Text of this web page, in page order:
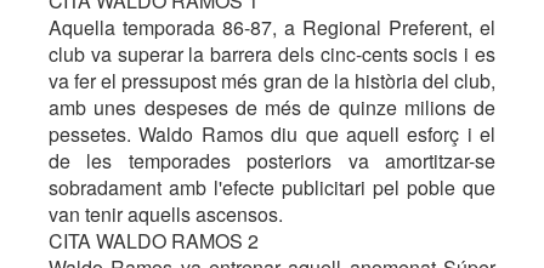
Aquella temporada 86-87, a Regional Preferent, el
club va superar la barrera dels cinc-cents socis i es
va fer el pressupost més gran de la història del club,
amb unes despeses de més de quinze milions de
pessetes. Waldo Ramos diu que aquell esforç i el
de les temporades posteriors va amortitzar-se
sobradament amb l'efecte publicitari pel poble que
van tenir aquells ascensos.
CITA WALDO RAMOS 2